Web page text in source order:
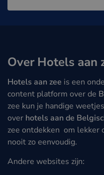
Over Hotels aan
Hotels aan zee is een
content platform over de
zee kun je handige
over hotels aan de
zee ontdekken om lekker
nooit zo eenvoudig.
Andere websites zijn: